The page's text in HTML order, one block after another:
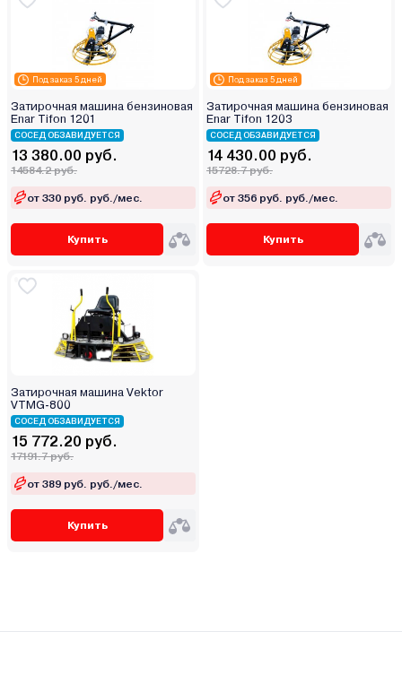
Под заказ 5 дней
Затирочная машина бензиновая
Enar Tifon 1201
СОСЕД ОБЗАВИДУЕТСЯ
13 380.00 руб.
14584.2 руб.
от 330 руб. руб./мес.
Купить
Под заказ 5 дней
Затирочная машина бензиновая
Enar Tifon 1203
СОСЕД ОБЗАВИДУЕТСЯ
14 430.00 руб.
15728.7 руб.
от 356 руб. руб./мес.
Купить
Затирочная машина Vektor
VTMG-800
СОСЕД ОБЗАВИДУЕТСЯ
15 772.20 руб.
17191.7 руб.
от 389 руб. руб./мес.
Купить